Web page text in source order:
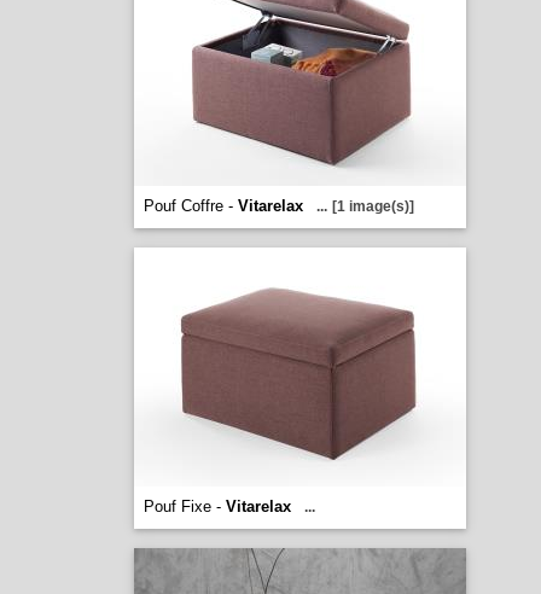
Pouf Coffre - Vitarelax ... [1 image(s)]
Pouf Fixe - Vitarelax ...